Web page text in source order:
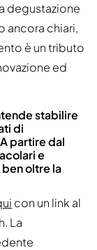
degustazione
ancora chiari,
è un tributo
ed
stabilire
di
partire dal
e
oltre la
con un link al
La